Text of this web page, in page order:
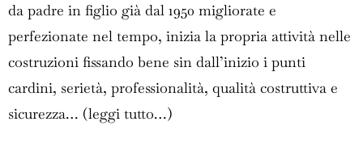
da padre in figlio già dal 1950 migliorate e
perfezionate nel tempo, inizia la propria attività nelle
costruzioni fissando bene sin dall’inizio i punti
cardini, serietà, professionalità, qualità costruttiva e
sicurezza… (leggi tutto…)